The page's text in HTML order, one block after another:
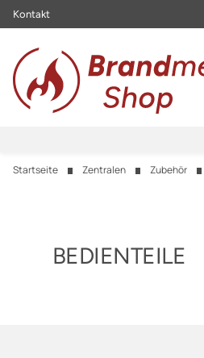
Kontakt
Startseite Zentralen Zubehör
BEDIENTEILE